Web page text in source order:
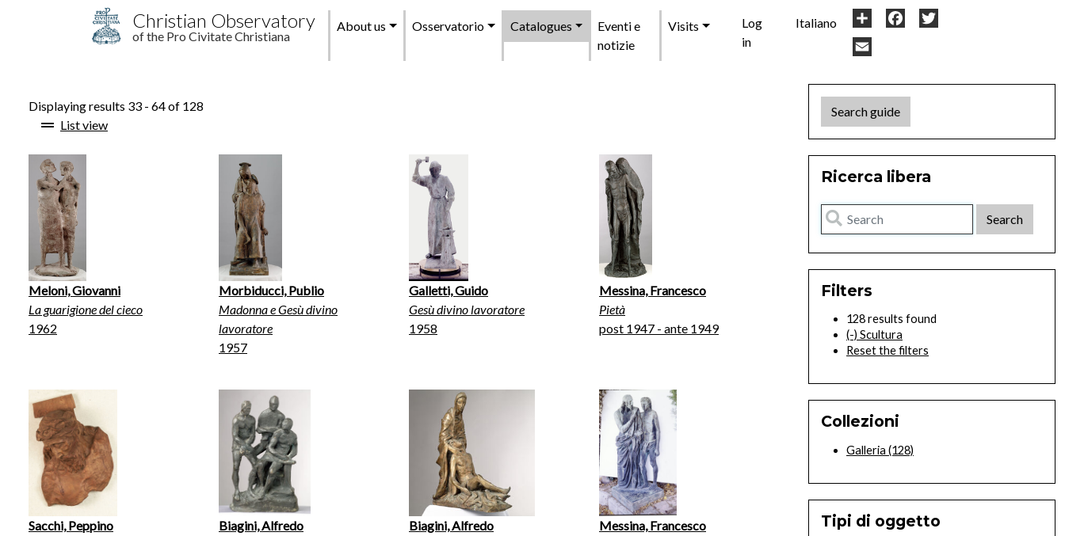
Skip to main content
Christian Observatory
of the Pro Civitate Christiana
Menu
About us Osservatorio Catalogues
Eventi e
notizie
Visits
User
account
Log
in
Italiano Share Facebook
Displaying results 33 - 64 of 128
List view
Meloni, Giovanni
La guarigione del cieco
1962
Morbiducci, Publio
Madonna e Gesù divino
lavoratore
1957
Galletti, Guido
Gesù divino lavoratore
1958
Messina, Francesco
Pietà
post 1947 - ante 1949
Sacchi, Peppino
Biagini, Alfredo
Biagini, Alfredo
Messina, Francesco
Search guide
Ricerca libera
Filters
128 results found
(-) Scultura
Reset the filters
Collezioni
Galleria (128)
Tipi di oggetto